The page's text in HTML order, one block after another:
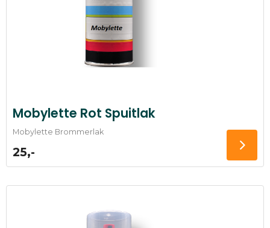
Mobylette Rot Spuitlak
Mobylette Brommerlak
25,-